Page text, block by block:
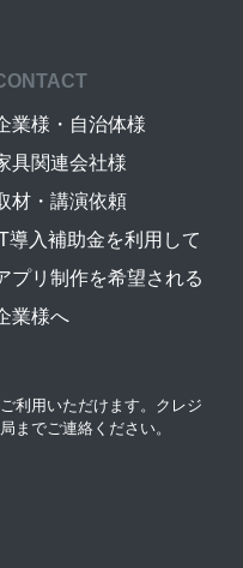
業様・自治体様
具関連会社様
材・講演依頼
導入補助金を利用して
プリ制作を希望される
業様へ
利用いただけます。クレジ
までご連絡ください。